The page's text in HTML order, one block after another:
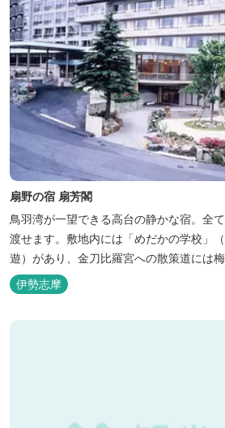
扇野の宿 扇芳閣
鳥羽湾が一望できる高台の静かな宿。全
渡せます。敷地内には「めだかの学校」
遊）があり、金刀比羅宮への散策道には
咲き誇り、ここ扇野ならではの懐かしい
出来ます。 扇野温泉”初蕾の湯”では、水
伊勢志摩